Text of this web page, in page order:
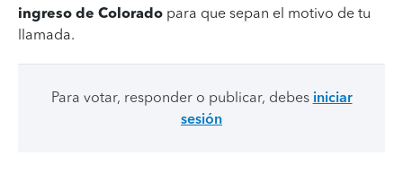
ingreso de Colorado para que sepan el motivo de tu
llamada.
Para votar, responder o publicar, debes iniciar
sesión